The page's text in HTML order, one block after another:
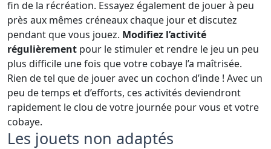
fin de la récréation. Essayez également de jouer à peu
près aux mêmes créneaux chaque jour et discutez
pendant que vous jouez. Modifiez l’activité
régulièrement pour le stimuler et rendre le jeu un peu
plus difficile une fois que votre cobaye l’a maîtrisée.
Rien de tel que de jouer avec un cochon d’inde ! Avec un
peu de temps et d’efforts, ces activités deviendront
rapidement le clou de votre journée pour vous et votre
cobaye.
Les jouets non adaptés